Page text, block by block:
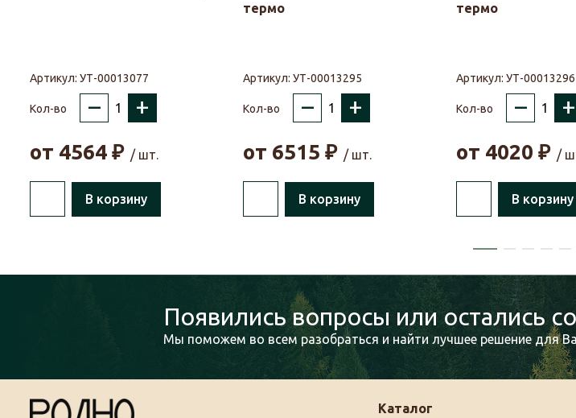
Артикул: УТ-00013077
Кол-во – +
от 4564 ₽ / шт.
В корзину
термо
Артикул: УТ-00013295
Кол-во – +
от 6515 ₽ / шт.
В корзину
термо
Артикул: УТ-00013296
Кол-во – +
от 4020 ₽ /
В корзину
Появились вопросы или остались
Мы поможем во всем разобраться и найти лучшее решение для
Каталог